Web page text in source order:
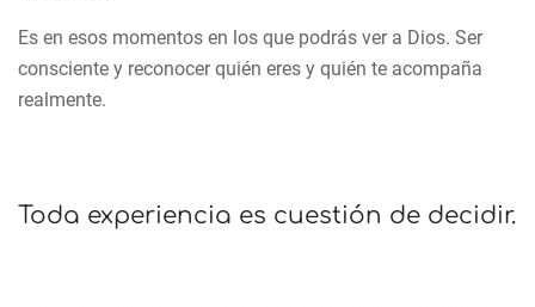
Es en esos momentos en los que podrás ver a Dios. Ser
consciente y reconocer quién eres y quién te acompaña
realmente.
Toda experiencia es cuestión de decidir.